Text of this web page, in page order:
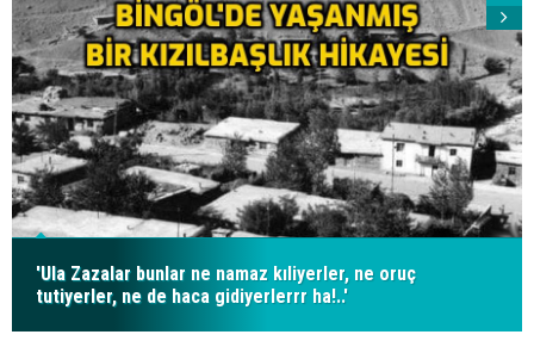
'Ula Zazalar bunlar ne namaz kıliyerler, ne oruç
tutiyerler, ne de haca gidiyerlerrr ha!..'